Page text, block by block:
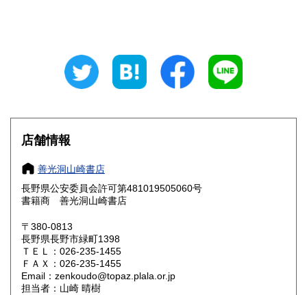
750円 長野県
愛知県
滋賀県
大阪府 800円 兵庫県
奈良県
鳥取県 900円
岡山県 広島県
店舗情報
善光洞山崎書店
長野県公安委員会許可第481019505060号
書籍商 善光洞山崎書店
〒380-0813
長野県長野市緑町1398
ＴＥＬ：026-235-1455
ＦＡＸ：026-235-1455
Email：zenkoudo@topaz.plala.or.jp
担当者：山崎 晴樹